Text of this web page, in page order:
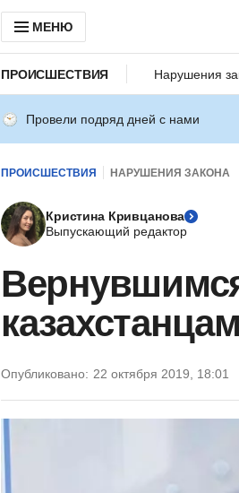
МЕНЮ
ПРОИСШЕСТВИЯ Нарушения
Провели подряд дней с нами
ПРОИСШЕСТВИЯ НАРУШЕНИЯ ЗАКОНА
Кристина Кривцанова
Выпускающий редактор
Опубликовано: 22 октября 2019, 18:01